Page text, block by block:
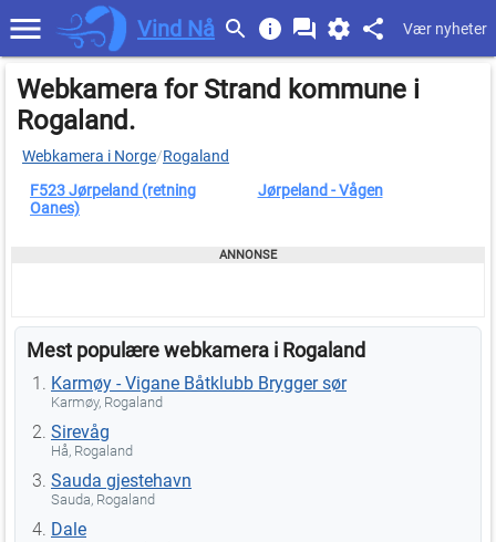
Vind Nå Vær nyheter
Webkamera for Strand kommune i
Rogaland.
Webkamera i Norge/Rogaland
F523 Jørpeland (retning
Oanes)
Jørpeland - Vågen
Mest populære webkamera i Rogaland
Karmøy - Vigane Båtklubb Brygger sør
Karmøy, Rogaland
Sirevåg
Hå, Rogaland
Sauda gjestehavn
Sauda, Rogaland
Dale